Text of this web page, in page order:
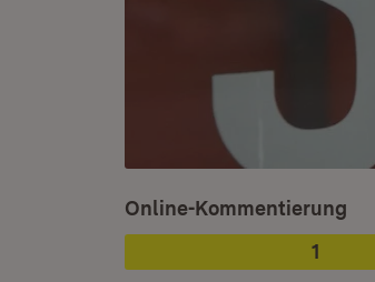
Phase
1
:
Ist ausgewählt.
Online-Kommentierung